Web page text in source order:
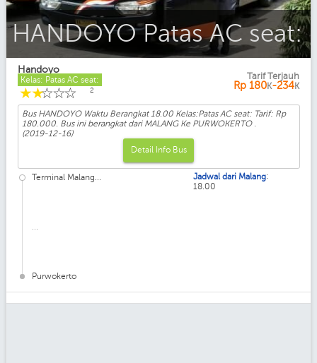
HANDOYO Eksekutif AC seat:2-2
Handoyo
Kelas: Patas AC seat:
☆
☆
☆
☆
☆ 2
Tarif Terjauh
Rp 180K-234K
Bus HANDOYO Waktu Berangkat 18.00 Kelas:Patas AC seat: Tarif: Rp
180.000. Bus ini berangkat dari MALANG Ke PURWOKERTO .
(2019-12-16)
Detail Info Bus
Terminal Malang...
...
Purwokerto
Jadwal dari Malang:
18.00